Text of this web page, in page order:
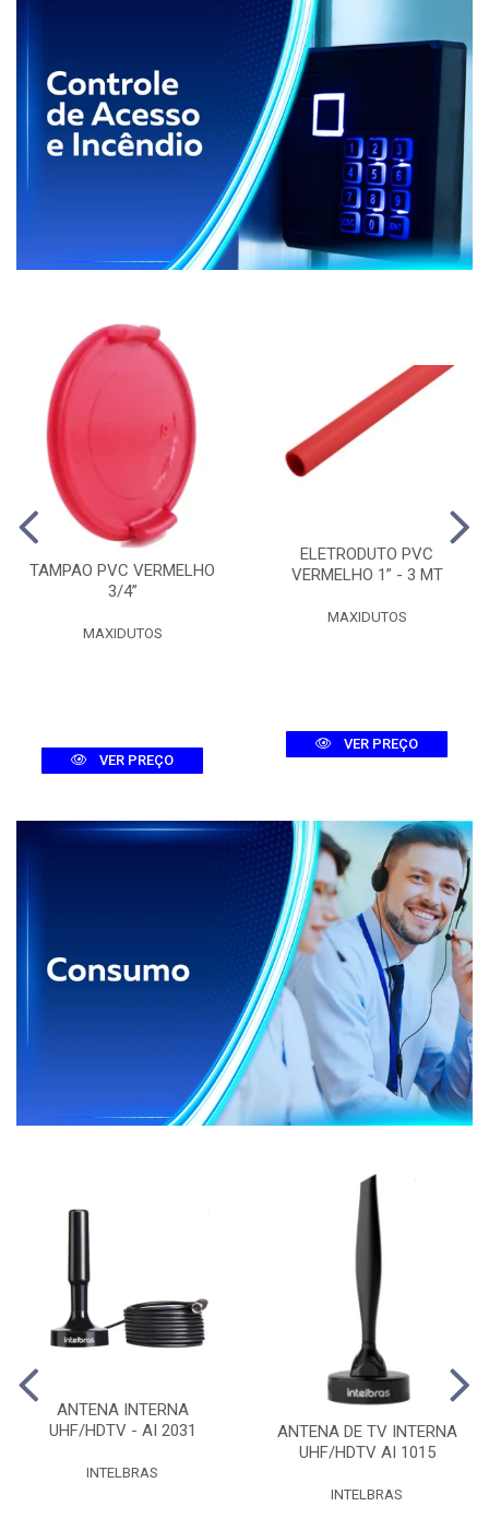
TAMPAO PVC VERMELHO
3/4”
MAXIDUTOS
VER PREÇO
ELETRODUTO PVC
VERMELHO 1” - 3 MT
MAXIDUTOS
VER PREÇO
ANTENA INTERNA
UHF/HDTV - AI 2031
INTELBRAS
ANTENA DE TV INTERNA
UHF/HDTV AI 1015
INTELBRAS